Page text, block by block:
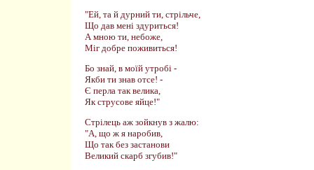
"Ей, та й дурний ти, стрільче,
Що дав мені здуриться!
А мною ти, небоже,
Міг добре поживиться!
Бо знай, в моїй утробі -
Якби ти знав отсе! -
Є перла так велика,
Як струсове яйце!"
Стрілець аж зойкнув з жалю:
"А, що ж я наробив,
Що так без застанови
Великий скарб згубив!"